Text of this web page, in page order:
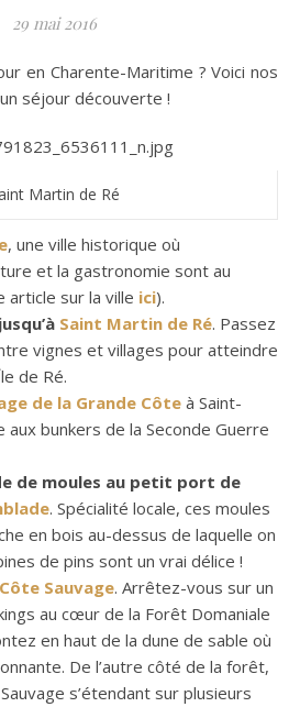
29 mai 2016
séjour découverte !
Martin de Ré
, une ville historique où
et la gastronomie sont au
sur la ville ici).
Saint Martin de Ré. Passez
vignes et villages pour atteindre
de Ré.
de la Grande Côte à Saint-
aux bunkers de la Seconde Guerre
de moules au petit port de
. Spécialité locale, ces moules
en bois au-dessus de laquelle on
de pins sont un vrai délice !
Côte Sauvage. Arrêtez-vous sur un
au cœur de la Forêt Domaniale
en haut de la dune de sable où
De l’autre côté de la forêt,
s’étendant sur plusieurs